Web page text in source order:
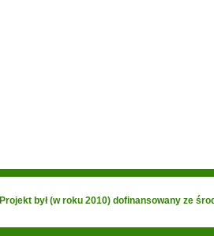
Projekt był (w roku 2010) dofinansowany ze